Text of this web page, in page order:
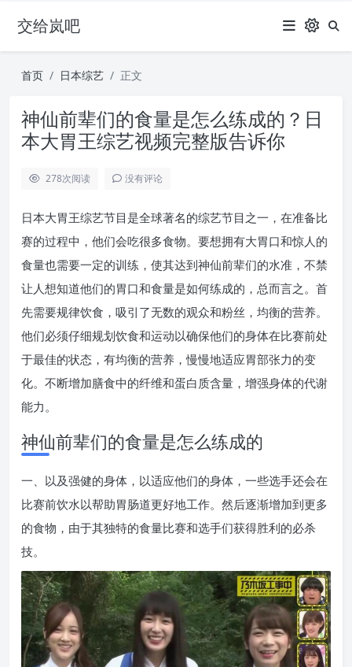
交给岚吧
首页 日本综艺 正文
神仙前辈们的食量是怎么练成的？日
本大胃王综艺视频完整版告诉你
278次阅读 没有评论
日本大胃王综艺节目是全球著名的综艺节目之一，在准备比
赛的过程中，他们会吃很多食物。要想拥有大胃口和惊人的
食量也需要一定的训练，使其达到神仙前辈们的水准，不禁
让人想知道他们的胃口和食量是如何练成的，总而言之。首
先需要规律饮食，吸引了无数的观众和粉丝，均衡的营养。
他们必须仔细规划饮食和运动以确保他们的身体在比赛前处
于最佳的状态，有均衡的营养，慢慢地适应胃部张力的变
化。不断增加膳食中的纤维和蛋白质含量，增强身体的代谢
能力。
神仙前辈们的食量是怎么练成的
一、以及强健的身体，以适应他们的身体，一些选手还会在
比赛前饮水以帮助胃肠道更好地工作。然后逐渐增加到更多
的食物，由于其独特的食量比赛和选手们获得胜利的必杀
技。